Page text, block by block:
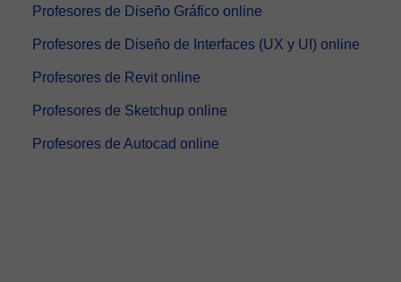
Profesores de Diseño Gráfico online
Profesores de Diseño de Interfaces (UX y UI) online
Profesores de Revit online
Profesores de Sketchup online
Profesores de Autocad online